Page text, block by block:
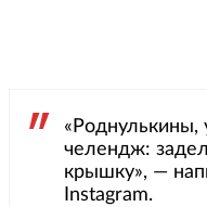
«Роднулькины,
челендж:
крышку», —
Instagram.